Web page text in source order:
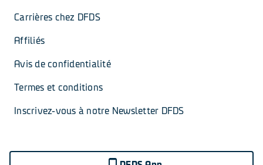
Carrières chez DFDS
Affiliés
Avis de confidentialité
Termes et conditions
Inscrivez-vous à notre Newsletter DFDS